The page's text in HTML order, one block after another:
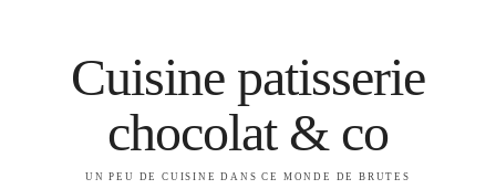
Cuisine patisserie
chocolat & co
UN PEU DE CUISINE DANS CE MONDE DE BRUTES